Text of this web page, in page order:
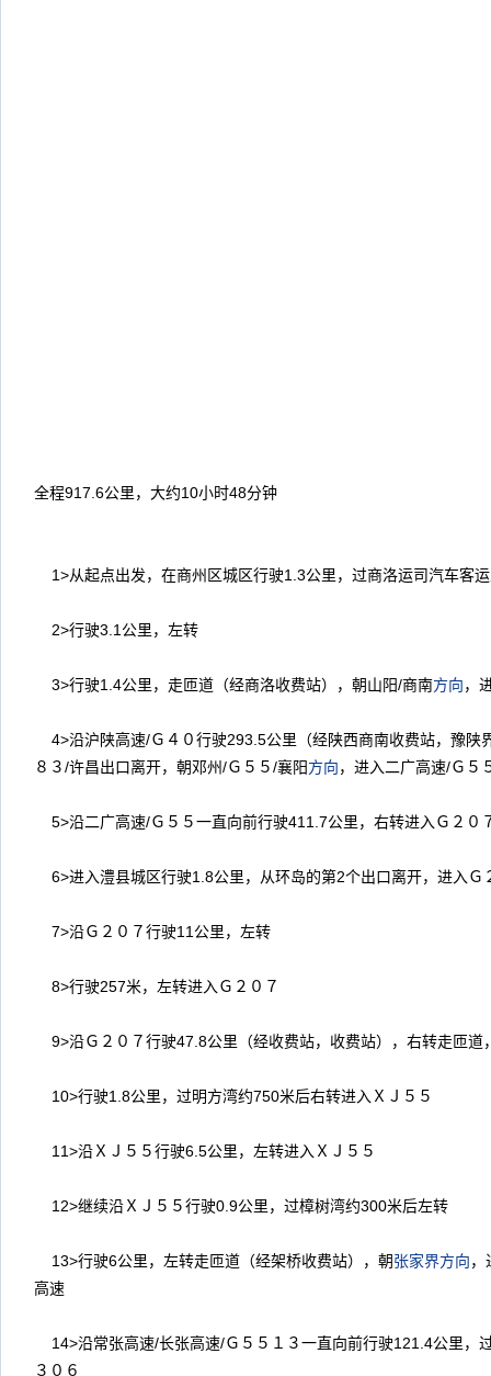
全程917.6公里，大约10小时48分钟
1>从起点出发，在商州区城区行驶1.3公里，过商洛运司汽车客
2>行驶3.1 公里，左转
3>行驶1.4公里，走匝道（经商洛收费站），朝山阳/商南方向，
4>沿沪陕高速/Ｇ４０行驶293.5公里（经陕西商南收费站，豫陕
８３/许昌出口离开，朝邓州/Ｇ５５/襄阳方向，进入二广高速/Ｇ５
5>沿二广高速/Ｇ５５一直向前行驶411.7公里，右转进入Ｇ２０
6>进入澧县城区行驶1.8公里，从环岛的第2个出口离开，进入Ｇ
7>沿Ｇ２０７行驶11 公里，左转
8>行驶257米，左转进入Ｇ２０７
9>沿Ｇ２０７行驶47.8公里（经收费站，收费站），右转走匝道
10>行驶1.8公里，过明方湾约750米后右转进入ＸＪ５５
11>沿ＸＪ５５行驶6.5公里，左转进入ＸＪ５５
12>继续沿ＸＪ５５行驶0.9公里，过樟树湾约300米后左转
13>行驶6公里，左转走匝道（经架桥收费站），朝张家界方向，
高速
14>沿常张高速/长张高速/Ｇ５５１３一直向前行驶121.4公里，
３０６